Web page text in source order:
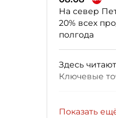
На север
20% всех
полгода
Здесь
Ключевые
Показать